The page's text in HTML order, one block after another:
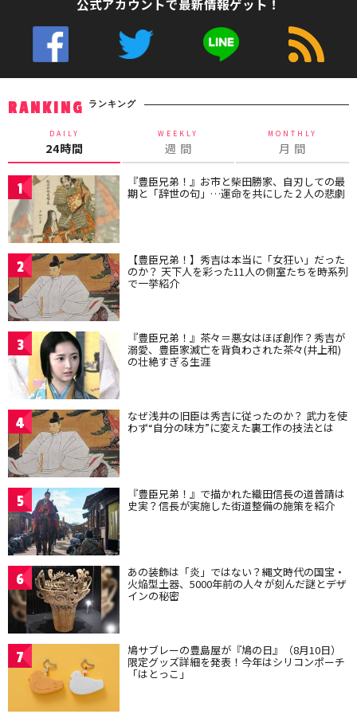
公式アカウントで最新情報ゲット！
RANKING ランキング
DAILY
24時間
WEEKLY
週 間
MONTHLY
月 間
1 『豊臣兄弟！』お市と柴田勝家、自刃しての最
期と「辞世の句」…運命を共にした２人の悲劇
2 【豊臣兄弟！】秀吉は本当に「女狂い」だった
のか？ 天下人を彩った11人の側室たちを時系列
で一挙紹介
3 『豊臣兄弟！』茶々＝悪女はほぼ創作？秀吉が
溺愛、豊臣家滅亡を背負わされた茶々(井上和)
の壮絶すぎる生涯
4 なぜ浅井の旧臣は秀吉に従ったのか？ 武力を使
わず“自分の味方”に変えた裏工作の技法とは
5 『豊臣兄弟！』で描かれた織田信長の道普請は
史実？信長が実施した街道整備の施策を紹介
6 あの装飾は「炎」ではない？縄文時代の国宝・
火焔型土器、5000年前の人々が刻んだ謎とデザ
インの秘密
7 鳩サブレーの豊島屋が『鳩の日』（8月10日）
限定グッズ詳細を発表！今年はシリコンポーチ
「はとっこ」